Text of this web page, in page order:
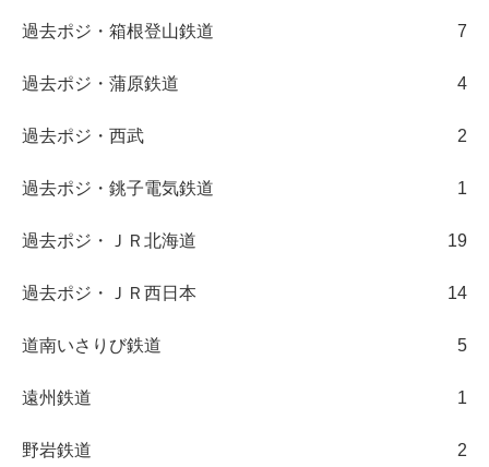
過去ポジ・箱根登山鉄道 7
過去ポジ・蒲原鉄道 4
過去ポジ・西武 2
過去ポジ・銚子電気鉄道 1
過去ポジ・ＪＲ北海道 19
過去ポジ・ＪＲ西日本 14
道南いさりび鉄道 5
遠州鉄道 1
野岩鉄道 2